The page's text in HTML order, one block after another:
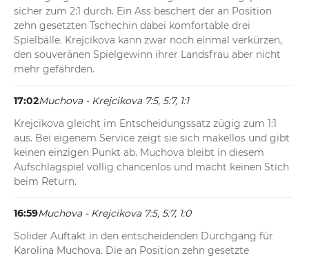
sicher zum 2:1 durch. Ein Ass beschert der an Position
zehn gesetzten Tschechin dabei komfortable drei
Spielbälle. Krejcikova kann zwar noch einmal verkürzen,
den souveränen Spielgewinn ihrer Landsfrau aber nicht
mehr gefährden.
17:02Muchova - Krejcikova 7:5, 5:7, 1:1
Krejcikova gleicht im Entscheidungssatz zügig zum 1:1
aus. Bei eigenem Service zeigt sie sich makellos und gibt
keinen einzigen Punkt ab. Muchova bleibt in diesem
Aufschlagspiel völlig chancenlos und macht keinen Stich
beim Return.
16:59Muchova - Krejcikova 7:5, 5:7, 1:0
Solider Auftakt in den entscheidenden Durchgang für
Karolina Muchova. Die an Position zehn gesetzte